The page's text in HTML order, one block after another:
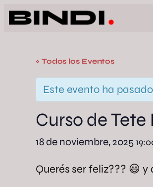
« Todos los Eventos
Este evento ha
Curso de Tete
18 de noviembre, 2025
Querés ser feliz??? 😃